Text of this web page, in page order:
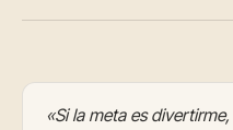
«Si la meta es